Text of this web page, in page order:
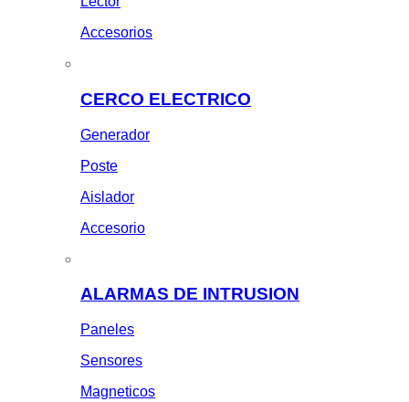
Accesorios
CERCO ELECTRICO
Generador
Poste
Aislador
Accesorio
ALARMAS DE INTRUSION
Paneles
Sensores
Magneticos